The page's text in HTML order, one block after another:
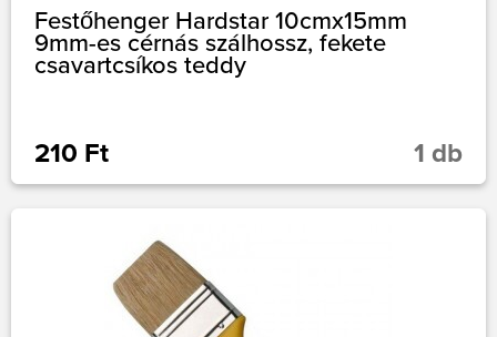
Festőhenger Hardstar 10cmx15mm
9mm-es cérnás szálhossz, fekete
csavartcsíkos teddy
210 Ft 1 db